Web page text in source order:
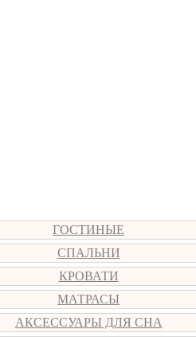
ГОСТИНЫЕ
СПАЛЬНИ
КРОВАТИ
МАТРАСЫ
АКСЕССУАРЫ ДЛЯ СНА